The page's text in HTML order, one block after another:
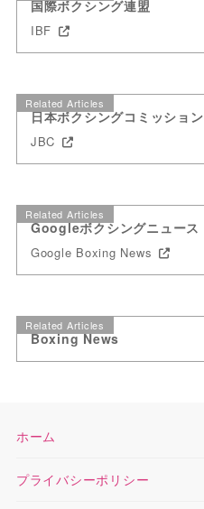
国際ボクシング連盟
IBF
Related Articles
日本ボクシングコミッション
JBC
Related Articles
Googleボクシングニュース
Google Boxing News
Related Articles
Boxing News
ホーム
プライバシーポリシー